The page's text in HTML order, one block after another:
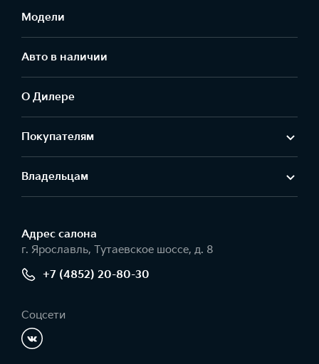
Модели
Авто в наличии
О Дилере
Покупателям
Владельцам
Адрес салонa
г. Ярославль, Тутаевское шоссе, д. 8
+7 (4852) 20-80-30
Соцсети